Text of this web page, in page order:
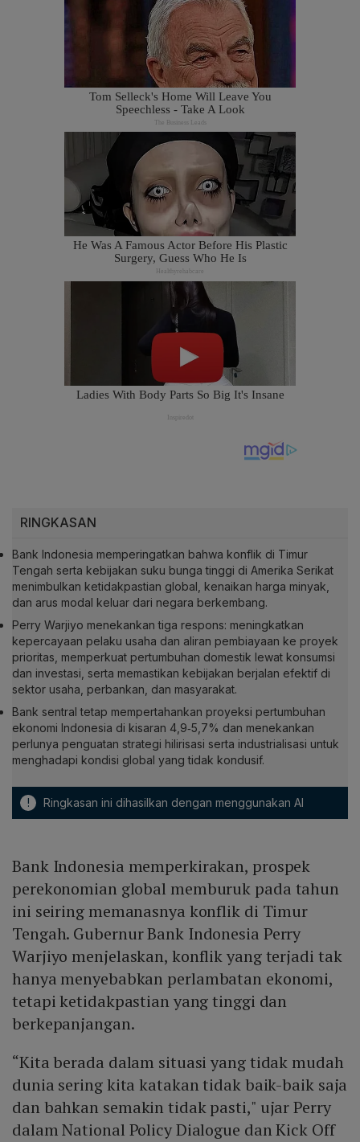
RINGKASAN
Bank Indonesia memperingatkan bahwa konflik di Timur
Tengah serta kebijakan suku bunga tinggi di Amerika Serikat
menimbulkan ketidakpastian global, kenaikan harga minyak,
dan arus modal keluar dari negara berkembang.
Perry Warjiyo menekankan tiga respons: meningkatkan
kepercayaan pelaku usaha dan aliran pembiayaan ke proyek
prioritas, memperkuat pertumbuhan domestik lewat konsumsi
dan investasi, serta memastikan kebijakan berjalan efektif di
sektor usaha, perbankan, dan masyarakat.
Bank sentral tetap mempertahankan proyeksi pertumbuhan
ekonomi Indonesia di kisaran 4,9‑5,7% dan menekankan
perlunya penguatan strategi hilirisasi serta industrialisasi untuk
menghadapi kondisi global yang tidak kondusif.
! Ringkasan ini dihasilkan dengan menggunakan AI
Bank Indonesia memperkirakan, prospek
perekonomian global memburuk pada tahun
ini seiring memanasnya konflik di Timur
Tengah. Gubernur Bank Indonesia Perry
Warjiyo menjelaskan, konflik yang terjadi tak
hanya menyebabkan perlambatan ekonomi,
tetapi ketidakpastian yang tinggi dan
berkepanjangan.
“Kita berada dalam situasi yang tidak mudah
dunia sering kita katakan tidak baik-baik saja
dan bahkan semakin tidak pasti," ujar Perry
dalam National Policy Dialogue dan Kick Off